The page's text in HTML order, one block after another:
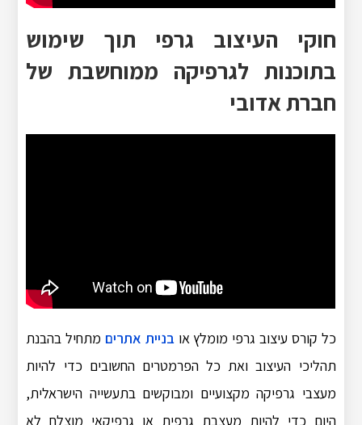
חוקי העיצוב גרפי תוך שימוש
בתוכנות לגרפיקה ממוחשבת של
חברת אדובי
כל קורס עיצוב גרפי מומלץ אובניית אתרים מתחיל בהבנת
תהליכי העיצוב ואת כל הפרמטרים החשובים כדי להיות
מעצבי גרפיקה מקצועיים ומבוקשים בתעשייה הישראלית,
היום כדי להיות מעצבת גרפית או גרפיקאי מוצלח לא